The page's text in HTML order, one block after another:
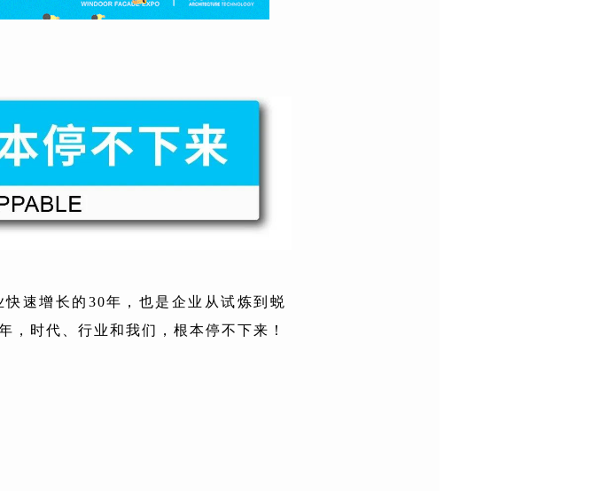
快速增长的30年，也是企业从试炼到蜕
，时代、行业和我们，根本停不下来！